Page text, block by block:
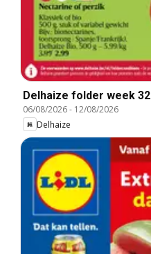
Delhaize folder week 32
06/08/2026- 12/08/2026
Delhaize